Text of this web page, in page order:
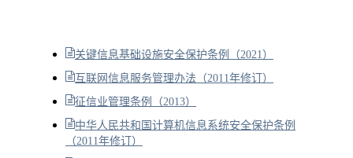
关键信息基础设施安全保护条例（2021）
互联网信息服务管理办法（2011年修订）
征信业管理条例（2013）
中华人民共和国计算机信息系统安全保护条例
（2011年修订）